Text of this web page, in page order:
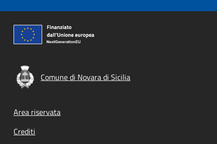
Comune di Novara di Sicilia
Footer menu
Area riservata
Crediti